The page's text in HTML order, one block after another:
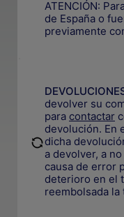
ATENCIÓN:
de España o
previamente
devolver su
para contactar
devolución. En
dicha
a devolver, a
causa de error
deterioro en el
reembolsada